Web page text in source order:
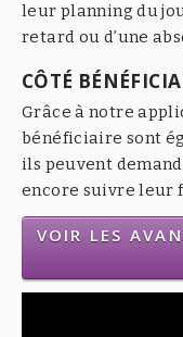
leur planning du
retard ou d’une
CÔTÉ
Grâce à notre
bénéficiaire sont
ils peuvent
encore suivre leur
VOIR LES